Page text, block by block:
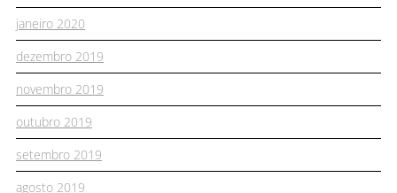
janeiro 2020
dezembro 2019
novembro 2019
outubro 2019
setembro 2019
agosto 2019